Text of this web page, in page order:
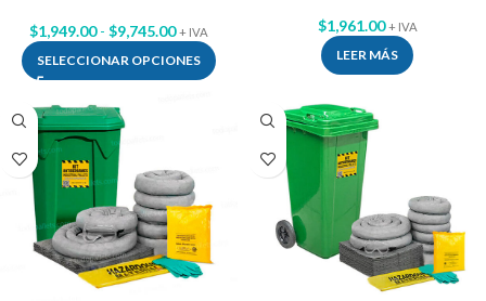
$1,949.00 - $9,745.00 + IVA
SELECCIONAR OPCIONES
$1,961.00 + IVA
LEER MÁS